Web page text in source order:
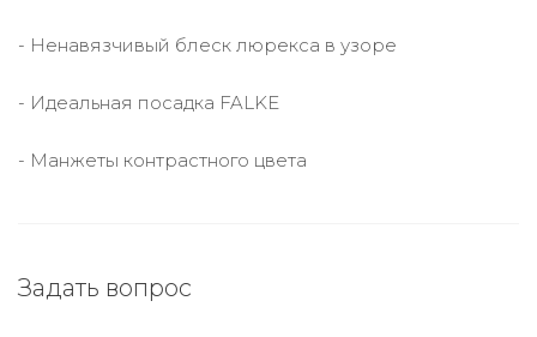
- Ненавязчивый блеск люрекса в узоре
- Идеальная посадка FALKE
- Манжеты контрастного цвета
Задать вопрос